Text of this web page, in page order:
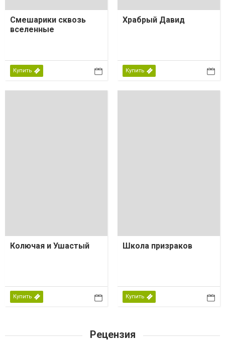
Смешарики сквозь
вселенные
Купить
Храбрый Давид
Купить
Колючая и Ушастый
Купить
Школа призраков
Купить
Рецензия